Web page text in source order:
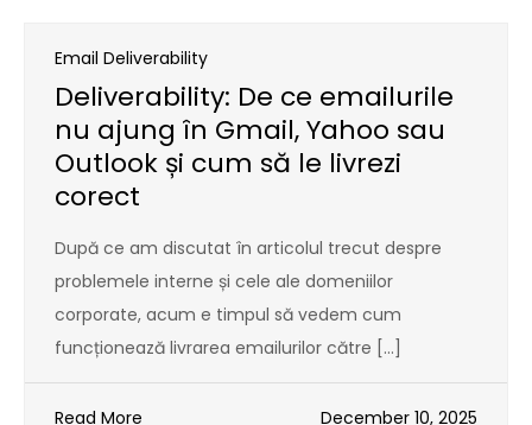
Email Deliverability
Deliverability: De ce emailurile
nu ajung în Gmail, Yahoo sau
Outlook și cum să le livrezi
corect
După ce am discutat în articolul trecut despre
problemele interne și cele ale domeniilor
corporate, acum e timpul să vedem cum
funcționează livrarea emailurilor către […]
Read More December 10, 2025